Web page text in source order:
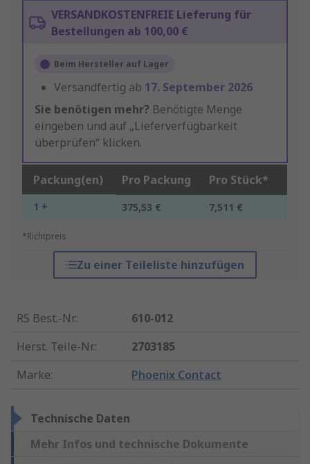
VERSANDKOSTENFREIE Lieferung für
Bestellungen ab 100,00 €
Beim Hersteller auf Lager
Versandfertig ab 17. September 2026
Sie benötigen mehr? Benötigte Menge
eingeben und auf „Lieferverfügbarkeit
überprüfen“ klicken.
Packung(en) Pro Packung Pro Stück*
1 + 375,53 € 7,511 €
*Richtpreis
Zu einer Teileliste hinzufügen
RS Best.-Nr.:
610-012
Herst. Teile-Nr.:
2703185
Marke: Phoenix Contact
Technische Daten
Mehr Infos und technische Dokumente